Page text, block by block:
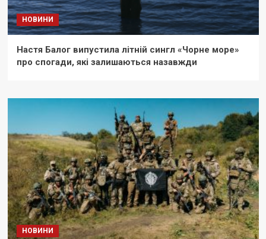
НОВИНИ
Настя Балог випустила літній сингл «Чорне море»
про спогади, які залишаються назавжди
НОВИНИ